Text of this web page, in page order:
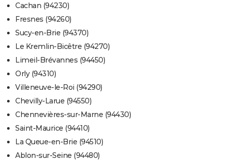
Cachan (94230)
Fresnes (94260)
Sucy-en-Brie (94370)
Le Kremlin-Bicêtre (94270)
Limeil-Brévannes (94450)
Orly (94310)
Villeneuve-le-Roi (94290)
Chevilly-Larue (94550)
Chennevières-sur-Marne (94430)
Saint-Maurice (94410)
La Queue-en-Brie (94510)
Ablon-sur-Seine (94480)